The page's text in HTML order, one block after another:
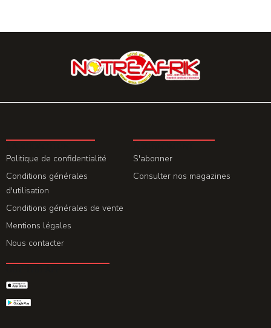
Politique de confidentialité
Conditions générales
d'utilisation
Conditions générales de vente
Mentions légales
Nous contacter
S'abonner
Consulter nos magazines